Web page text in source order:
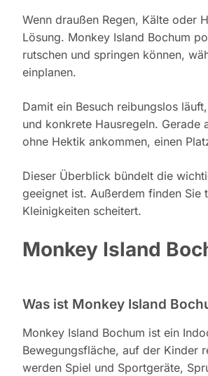
Wenn draußen Regen, Kälte oder
Lösung. Monkey Island Bochum
rutschen und springen können,
einplanen.
Damit ein Besuch reibungslos
und konkrete Hausregeln. Gerade
ohne Hektik ankommen, einen
Dieser Überblick bündelt die
geeignet ist. Außerdem finden Sie
Kleinigkeiten scheitert.
Monkey Island
Was ist Monkey Island
Monkey Island Bochum ist ein
Bewegungsfläche, auf der Kinder
werden Spiel und Sportgeräte,